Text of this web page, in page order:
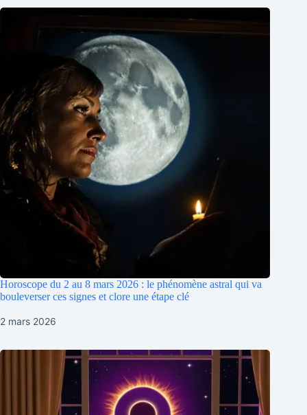
Horoscope du 2 au 8 mars 2026 : le phénomène astral qui va
bouleverser ces signes et clore une étape clé
2 mars 2026